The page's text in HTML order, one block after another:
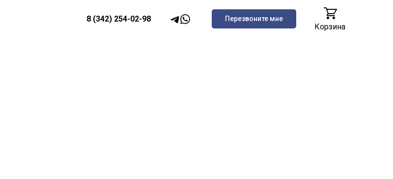
8 (342) 254-02-98 Перезвоните мне
Корзина